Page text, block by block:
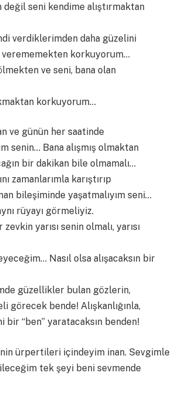
değil seni kendime alıştırmaktan
verdiklerimden daha güzelini
verememekten korkuyorum…
ve seni, bana olan
korkuyorum…
ve günün her saatinde
senin… Bana alışmış olmaktan
bir dakikan bile olmamalı…
zamanlarımla karıştırıp
bileşiminde yaşatmalıyım seni…
rüyayı görmeliyiz.
yarısı senin olmalı, yarısı
Nasıl olsa alışacaksın bir
güzellikler bulan gözlerin,
görecek bende! Alışkanlığınla,
bir “ben” yaratacaksın benden!
ürpertileri içindeyim inan. Sevgimle
tek şeyi beni sevmende